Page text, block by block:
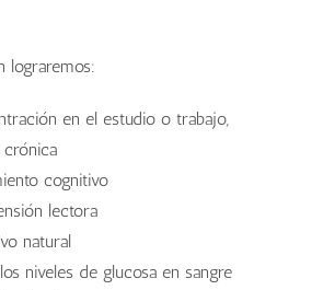
lograremos:
en el estudio o trabajo,
crónica
cognitivo
lectora
natural
niveles de glucosa en sangre